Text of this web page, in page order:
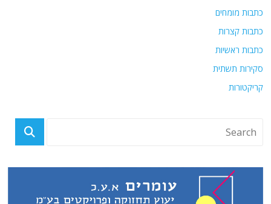
כתבות מומחים
כתבות קצרות
כתבות ראשיות
סקירות תשתית
קריקטורות